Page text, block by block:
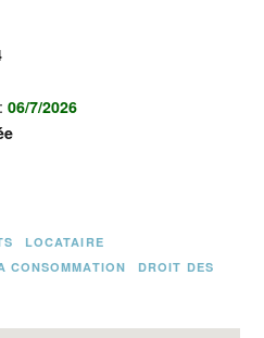
06/7/2026
LOCATAIRE
CONSOMMATION
DROIT DES